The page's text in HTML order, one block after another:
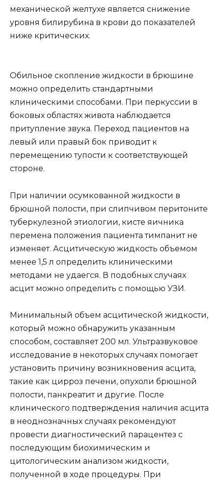
механической желтухе является снижение
уровня билирубина в крови до показателей
ниже критических.
Обильное скопление жидкости в брюшине
можно определить стандартными
клиническими способами. При перкуссии в
боковых областях живота наблюдается
притупление звука. Переход пациентов на
левый или правый бок приводит к
перемещению тупости к соответствующей
стороне.
При наличии осумкованной жидкости в
брюшной полости, при слипчивом перитоните
туберкулезной этиологии, кисте яичника
перемена положения пациента тимпанит не
изменяет. Асцитическую жидкость объемом
менее 1,5 л определить клиническими
методами не удаегся. В подобных случаях
асцит можно определить с помощью УЗИ.
Минимальный объем асцитической жидкости,
который можно обнаружить указанным
способом, составляет 200 мл. Ультразвуковое
исследование в некоторых случаях помогает
установить причину возникновения асцита,
такие как цирроз печени, опухоли брюшной
полости, панкреатит и другие. После
клинического подтверждения наличия асцита
в неоднозначных случаях рекомендуют
провести диагностический парацентез с
последующим биохимическим и
цитологическим анализом жидкости,
полученной в ходе процедуры. При